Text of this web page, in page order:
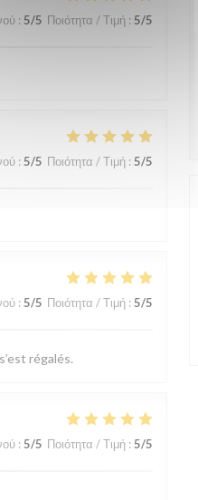
: 5/5 Ποιότητα / Τιμή : 5/5
: 5/5 Ποιότητα / Τιμή : 5/5
: 5/5 Ποιότητα / Τιμή : 5/5
régalés.
: 5/5 Ποιότητα / Τιμή : 5/5